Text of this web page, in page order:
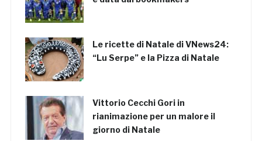
Le ricette di Natale di VNews24:
“Lu Serpe” e la Pizza di Natale
Vittorio Cecchi Gori in
rianimazione per un malore il
giorno di Natale